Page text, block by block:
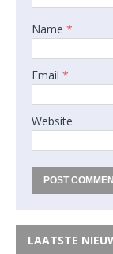
Name *
Email *
Website
LAATSTE